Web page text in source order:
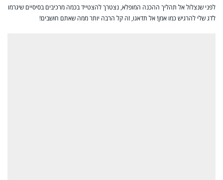
לפני שנצלול אל תהליך ההכנה המופלא, נצטרך להצטייד בכמה מרכיבים בסיסיים שיגרמו
לדג שלי להרגיש כמו אמן! אל תדאגו, זה קל הרבה יותר ממה שאתם חושבים!